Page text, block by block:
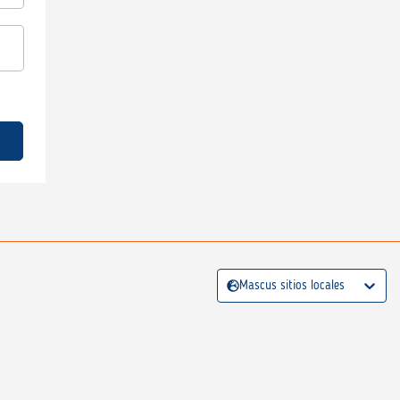
Mascus sitios locales